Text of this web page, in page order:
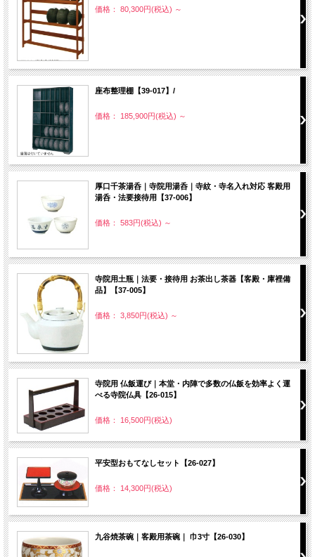
価格： 80,300円(税込) ～
座布整理棚【39-017】/
価格： 185,900円(税込) ～
厚口千茶湯呑｜寺院用湯呑｜寺紋・寺名入れ対応 客殿用
湯呑・法要接待用【37-006】
価格： 583円(税込) ～
寺院用土瓶｜法要・接待用 お茶出し茶器【客殿・庫裡備
品】【37-005】
価格： 3,850円(税込) ～
寺院用 仏飯運び｜本堂・内陣で多数の仏飯を効率よく運
べる寺院仏具【26-015】
価格： 16,500円(税込)
平安型おもてなしセット【26-027】
価格： 14,300円(税込)
九谷焼茶碗｜客殿用茶碗｜ 巾3寸【26-030】